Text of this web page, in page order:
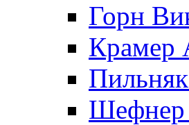
Горн
Крамер